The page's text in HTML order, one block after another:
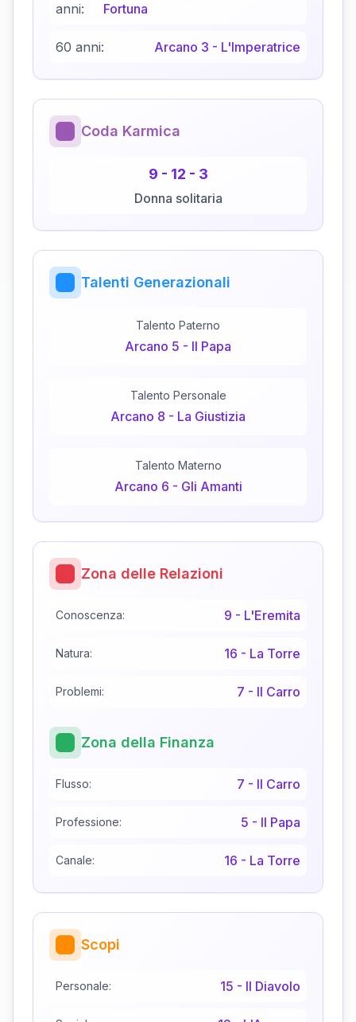
anni:
Fortuna
60 anni: Arcano 3 - L'Imperatrice
Coda Karmica
9 - 12 - 3
Donna solitaria
Talenti Generazionali
Talento Paterno
Arcano 5 - Il Papa
Talento Personale
Arcano 8 - La Giustizia
Talento Materno
Arcano 6 - Gli Amanti
Zona delle Relazioni
Conoscenza: 9 - L'Eremita
Natura: 16 - La Torre
Problemi: 7 - Il Carro
Zona della Finanza
Flusso: 7 - Il Carro
Professione: 5 - Il Papa
Canale: 16 - La Torre
Scopi
Personale: 15 - Il Diavolo